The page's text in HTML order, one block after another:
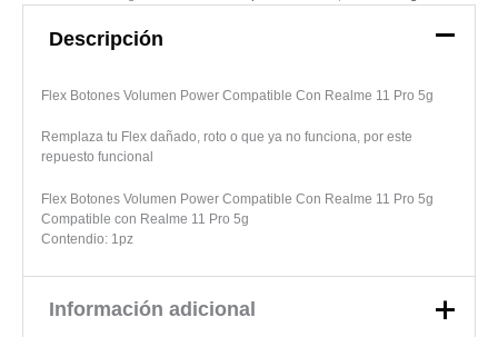
Descripción
Flex Botones Volumen Power Compatible Con Realme 11 Pro 5g
Remplaza tu Flex dañado, roto o que ya no funciona, por este
repuesto funcional
Flex Botones Volumen Power Compatible Con Realme 11 Pro 5g
Compatible con Realme 11 Pro 5g
Contendio: 1pz
Información adicional